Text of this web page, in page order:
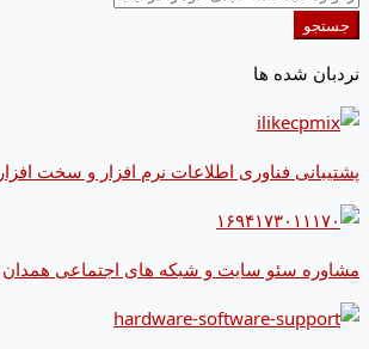
جستجو
نردبان شده ها
پشتیبانی فناوری اطلاعات نرم افزار و سخت افزار
مشاوره سئو سایت و شبکه های اجتماعی همدان